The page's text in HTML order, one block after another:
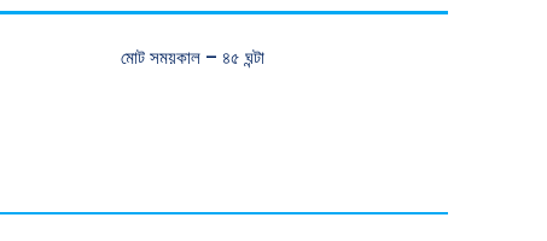
মোট সময়কাল – ৪৫ ঘন্টা